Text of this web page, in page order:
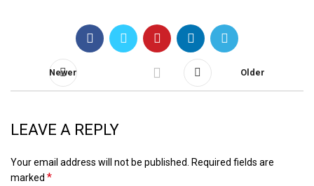
Newer Older
LEAVE A REPLY
Your email address will not be published.
Required fields are
marked *